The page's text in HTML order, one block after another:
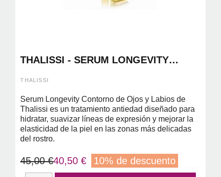
THALISSI - SERUM LONGEVITY
THALISSI
Serum Longevity Contorno de Ojos y Labios de
Thalissi es un tratamiento antiedad diseñado para
hidratar, suavizar líneas de expresión y mejorar la
elasticidad de la piel en las zonas más delicadas
del rostro.
45,00 €40,50 € 10% de descuento